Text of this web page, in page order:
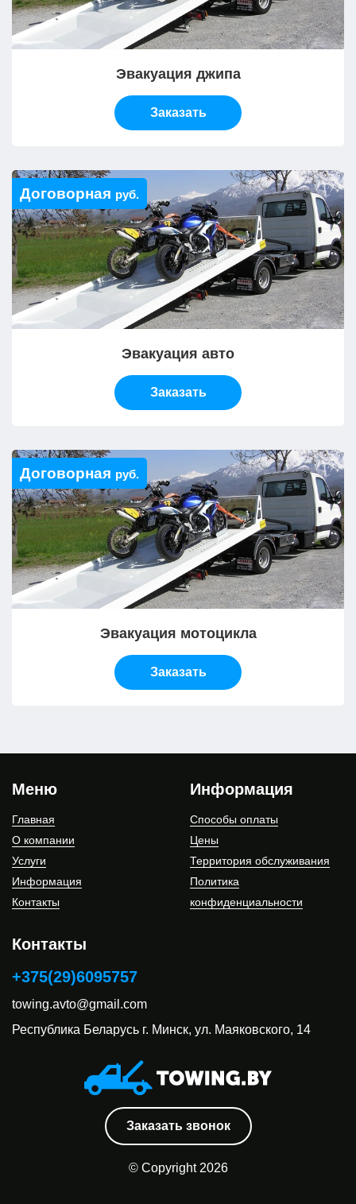
Эвакуация джипа
Заказать
Договорная руб.
Эвакуация авто
Заказать
Договорная руб.
Эвакуация мотоцикла
Заказать
Меню
Главная
О компании
Услуги
Информация
Контакты
Информация
Способы оплаты
Цены
Территория обслуживания
Политика
конфиденциальности
Контакты
+375(29)6095757
towing.avto@gmail.com
Республика Беларусь г. Минск, ул. Маяковского, 14
Заказать звонок
© Copyright 2026